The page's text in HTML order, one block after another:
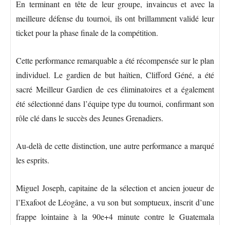
En terminant en tête de leur groupe, invaincus et avec la
meilleure défense du tournoi, ils ont brillamment validé leur
ticket pour la phase finale de la compétition.
Cette performance remarquable a été récompensée sur le plan
individuel. Le gardien de but haïtien, Clifford Géné, a été
sacré Meilleur Gardien de ces éliminatoires et a également
été sélectionné dans l’équipe type du tournoi, confirmant son
rôle clé dans le succès des Jeunes Grenadiers.
Au-delà de cette distinction, une autre performance a marqué
les esprits.
Miguel Joseph, capitaine de la sélection et ancien joueur de
l’Exafoot de Léogâne, a vu son but somptueux, inscrit d’une
frappe lointaine à la 90e+4 minute contre le Guatemala